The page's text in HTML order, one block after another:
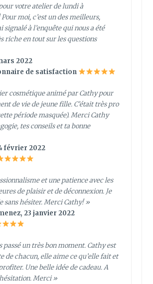
votre atelier de lundi à
moi, c’est un des meilleurs,
signalé à l’enquête qui nous a été
riche en tout sur les questions
2022
de satisfaction
cosmétique animé par Cathy pour
de vie de jeune fille. C’était très pro
période masquée). Merci Cathy
tes conseils et ta bonne
février 2022
et une patience avec les
de plaisir et de déconnexion. Je
sans hésiter. Merci Cathy!»
23 janvier 2022
passé un très bon moment. Cathy est
de chacun, elle aime ce qu’elle fait et
Une belle idée de cadeau. A
Merci »